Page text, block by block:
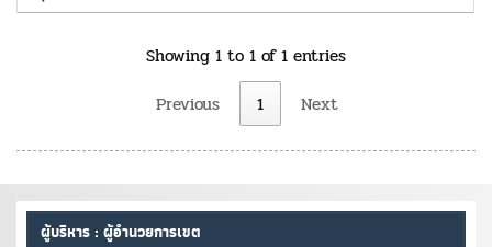
Showing 1 to 1 of 1 entries
Previous
1 Next
ผู้บริหาร : ผู้อำนวยการเขต